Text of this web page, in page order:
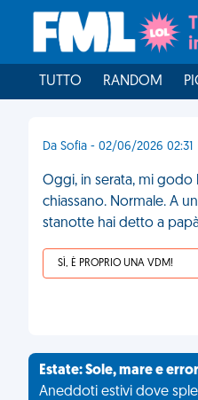
TUTTO RANDOM
Da Sofia - 02/06/2026 02:31
Oggi, in serata, mi godo
chiassano. Normale. A
stanotte hai detto a papà
SÌ, È PROPRIO UNA VDM!
Estate: Sole, mare e
Aneddoti estivi dove